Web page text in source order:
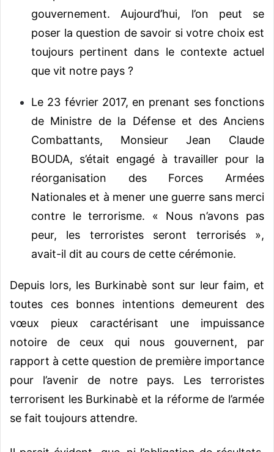
gouvernement. Aujourd’hui, l’on peut se
poser la question de savoir si votre choix est
toujours pertinent dans le contexte actuel
que vit notre pays ?
Le 23 février 2017, en prenant ses fonctions
de Ministre de la Défense et des Anciens
Combattants, Monsieur Jean Claude
BOUDA, s’était engagé à travailler pour la
réorganisation des Forces Armées
Nationales et à mener une guerre sans merci
contre le terrorisme. « Nous n’avons pas
peur, les terroristes seront terrorisés »,
avait-il dit au cours de cette cérémonie.
Depuis lors, les Burkinabè sont sur leur faim, et
toutes ces bonnes intentions demeurent des
vœux pieux caractérisant une impuissance
notoire de ceux qui nous gouvernent, par
rapport à cette question de première importance
pour l’avenir de notre pays. Les terroristes
terrorisent les Burkinabè et la réforme de l’armée
se fait toujours attendre.